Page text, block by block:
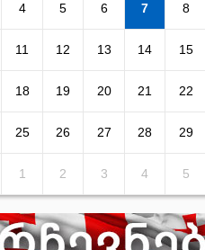
4 5 6 7 8
11 12 13 14 15
18 19 20 21 22
25 26 27 28 29
1 2 3 4 5